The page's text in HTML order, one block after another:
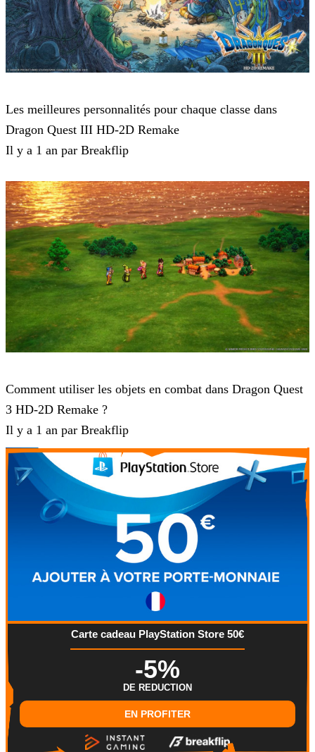
Les meilleures personnalités pour chaque classe dans
Dragon Quest III HD-2D Remake
Il y a 1 an par Breakflip
Comment utiliser les objets en combat dans Dragon Quest
3 HD-2D Remake ?
Il y a 1 an par Breakflip
Carte cadeau PlayStation Store 50€
-5%
DE REDUCTION
EN PROFITER